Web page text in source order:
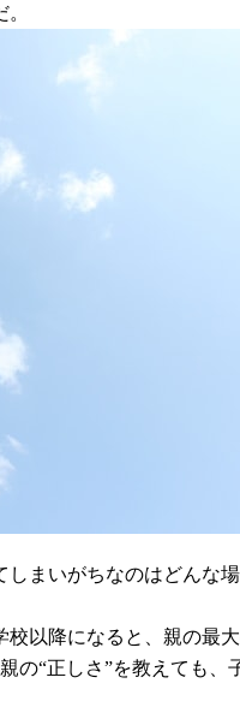
しまいがちなのはどんな
校以降になると、親の
“正しさ”を教えても、